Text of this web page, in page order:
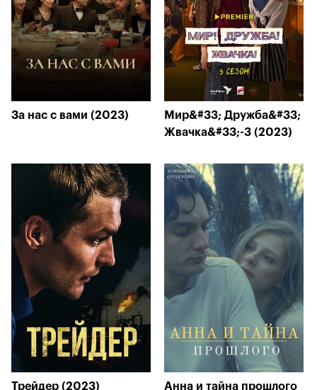
За нас с вами (2023)
Мир&#33; Дружба&#33;
Жвачка&#33;-3 (2023)
Трейдер (2023)
Анна и тайна прошлого